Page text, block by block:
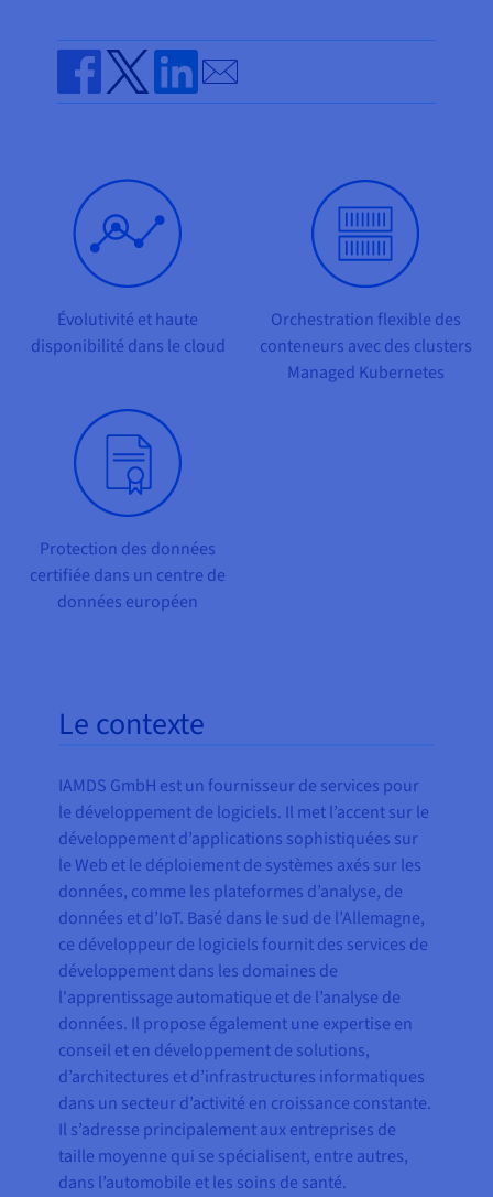
Disponibilités par régions
Documentation
Roadmap & Changelog
Roadmap & Changelog
Share on Facebook
Share on Twitter
Share on Linkedin
Send by email
Évolutivité et haute
disponibilité dans le cloud
Orchestration flexible des
conteneurs avec des clusters
Managed Kubernetes
Protection des données
certifiée dans un centre de
données européen
Le contexte
IAMDS GmbH est un fournisseur de services pour
le développement de logiciels. Il met l’accent sur le
développement d’applications sophistiquées sur
le Web et le déploiement de systèmes axés sur les
données, comme les plateformes d’analyse, de
données et d’IoT. Basé dans le sud de l’Allemagne,
ce développeur de logiciels fournit des services de
développement dans les domaines de
l'apprentissage automatique et de l’analyse de
données. Il propose également une expertise en
conseil et en développement de solutions,
d’architectures et d’infrastructures informatiques
dans un secteur d’activité en croissance constante.
Il s’adresse principalement aux entreprises de
taille moyenne qui se spécialisent, entre autres,
dans l’automobile et les soins de santé.